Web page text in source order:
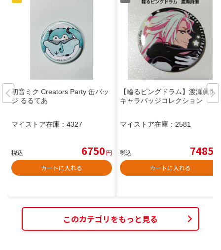
初音ミク Creators Party 缶バッ
ジ るるてあ
マイストア在庫： 4327
税込 6750円
カートに入れる
【輪るピングドラム】渡瀬眞悧
キャラバッジコレクション
マイストア在庫： 2581
税込 7485
カートに入れる
このカテゴリをもっと見る